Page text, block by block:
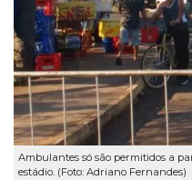
Ambulantes só são permitidos a
estádio. (Foto: Adriano Fernandes)